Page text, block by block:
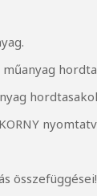
összefüggései!